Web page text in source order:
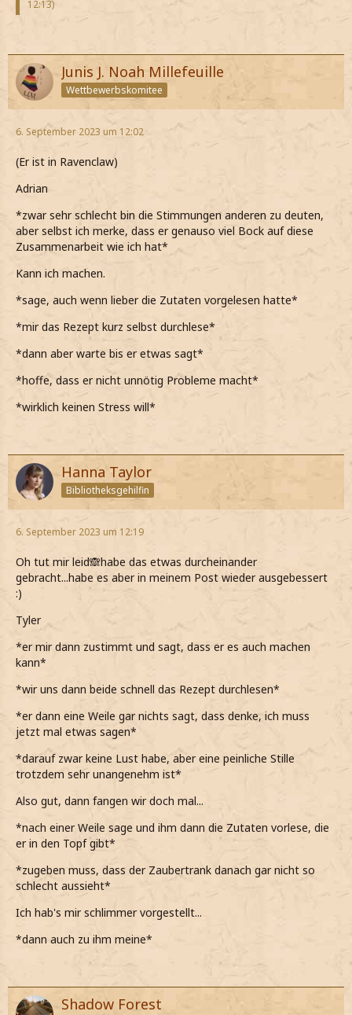
12:13)
Junis J. Noah Millefeuille
Wettbewerbskomitee
6. September 2023 um 12:02
(Er ist in Ravenclaw)
Adrian
*zwar sehr schlecht bin die Stimmungen anderen zu deuten,
aber selbst ich merke, dass er genauso viel Bock auf diese
Zusammenarbeit wie ich hat*
Kann ich machen.
*sage, auch wenn lieber die Zutaten vorgelesen hatte*
*mir das Rezept kurz selbst durchlese*
*dann aber warte bis er etwas sagt*
*hoffe, dass er nicht unnötig Probleme macht*
*wirklich keinen Stress will*
Hanna Taylor
Bibliotheksgehilfin
6. September 2023 um 12:19
Oh tut mir leid🙈habe das etwas durcheinander
gebracht...habe es aber in meinem Post wieder ausgebessert
:)
Tyler
*er mir dann zustimmt und sagt, dass er es auch machen
kann*
*wir uns dann beide schnell das Rezept durchlesen*
*er dann eine Weile gar nichts sagt, dass denke, ich muss
jetzt mal etwas sagen*
*darauf zwar keine Lust habe, aber eine peinliche Stille
trotzdem sehr unangenehm ist*
Also gut, dann fangen wir doch mal...
*nach einer Weile sage und ihm dann die Zutaten vorlese, die
er in den Topf gibt*
*zugeben muss, dass der Zaubertrank danach gar nicht so
schlecht aussieht*
Ich hab's mir schlimmer vorgestellt...
*dann auch zu ihm meine*
Shadow Forest